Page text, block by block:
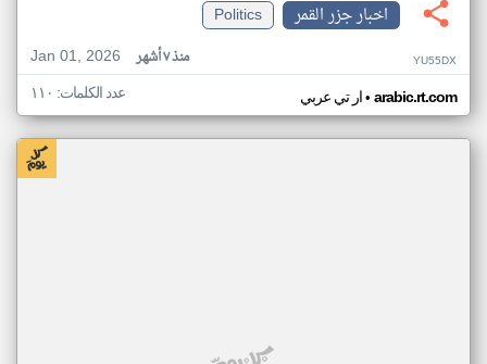
اخبار جزر القمر
Politics
Jan 01, 2026
منذ ٧ أشهر YU55DX
ار تي عربي• arabic.rt.com عدد الكلمات: ١١٠